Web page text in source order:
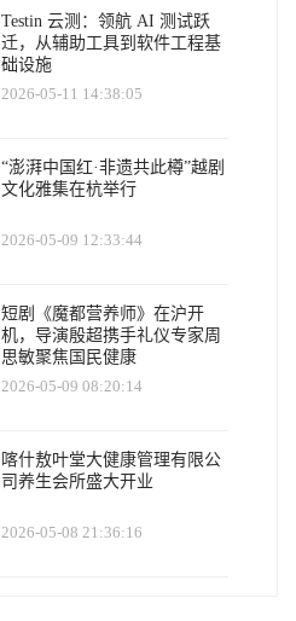
Testin 云测：领航 AI 测试跃
迁，从辅助工具到软件工程基
础设施
2026-05-11 14:38:05
“澎湃中国红·非遗共此樽”越剧
文化雅集在杭举行
2026-05-09 12:33:44
短剧《魔都营养师》在沪开
机，导演殷超携手礼仪专家周
思敏聚焦国民健康
2026-05-09 08:20:14
喀什敖叶堂大健康管理有限公
司养生会所盛大开业
2026-05-08 21:36:16